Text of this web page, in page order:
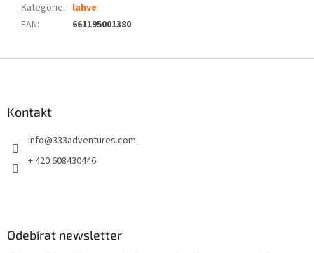
Kategorie: lahve
EAN: 661195001380
Kontakt
info@333adventures.com
+ 420 608430446
Odebírat newsletter